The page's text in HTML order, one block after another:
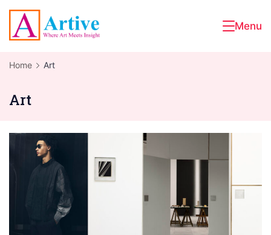
Skip
content
Menu
Home Art
Art